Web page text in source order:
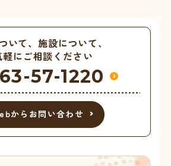
いて、施設について、
軽にご相談ください
57-1220
からお問い合わせ